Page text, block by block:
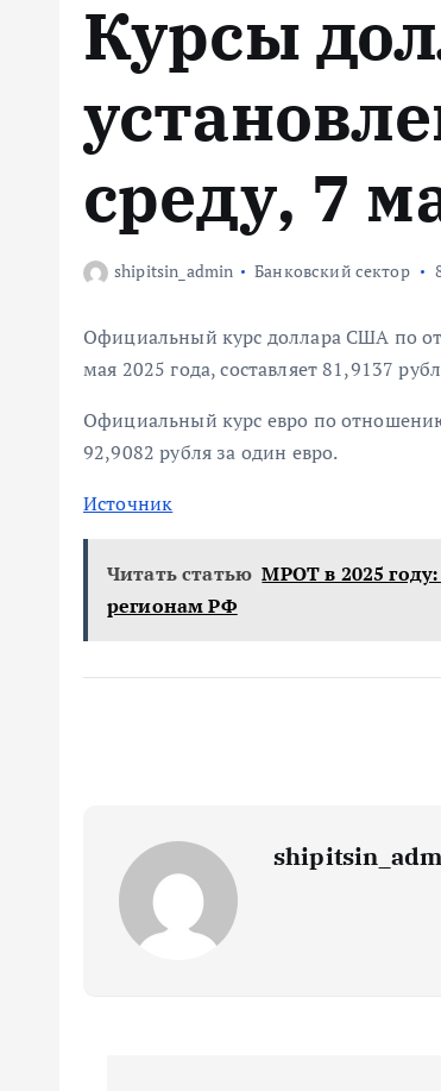
Курсы
среду, 7
shipitsin_admin Банковский сектор
Официальный курс доллара США по
мая 2025 года, составляет 81,9137
Официальный курс евро по
92,9082 рубля за один евро.
Источник
Читать статью МРОТ в 2025
регионам РФ